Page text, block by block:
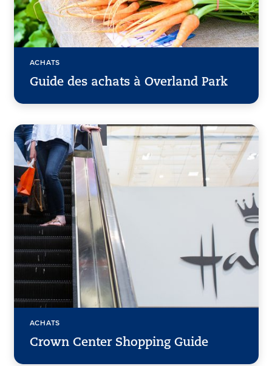
ACHATS
Guide des achats à Overland Park
ACHATS
Crown Center Shopping Guide